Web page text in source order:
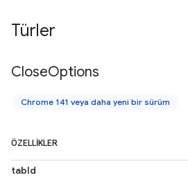
Türler
CloseOptions
Chrome 141 veya daha yeni bir sürüm
ÖZELLIKLER
tabId